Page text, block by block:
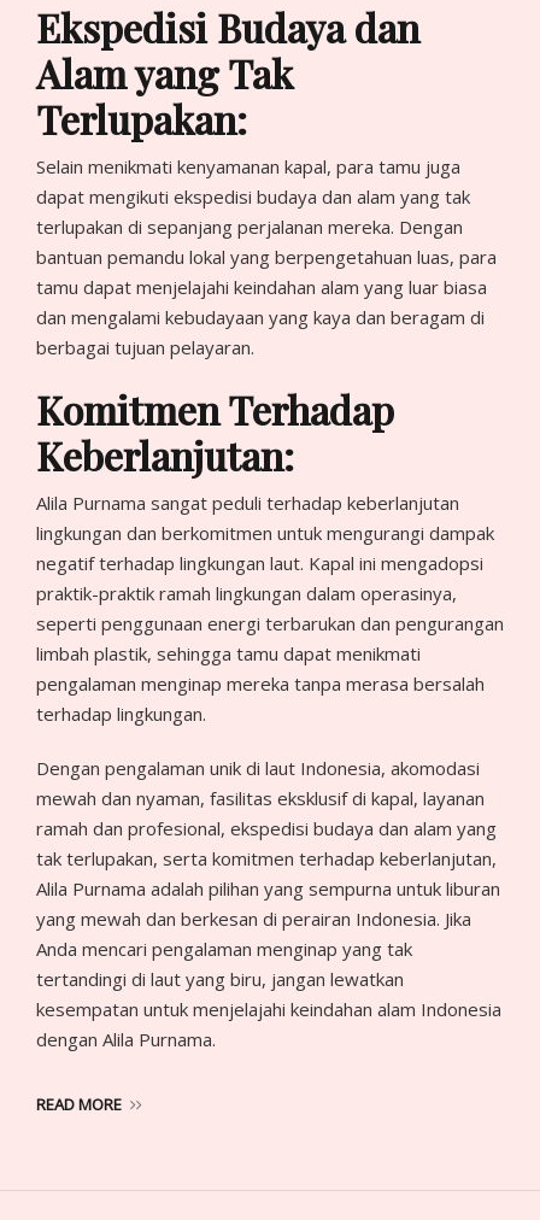
Ekspedisi Budaya dan
Alam yang Tak
Terlupakan:
Selain menikmati kenyamanan kapal, para tamu juga
dapat mengikuti ekspedisi budaya dan alam yang tak
terlupakan di sepanjang perjalanan mereka. Dengan
bantuan pemandu lokal yang berpengetahuan luas, para
tamu dapat menjelajahi keindahan alam yang luar biasa
dan mengalami kebudayaan yang kaya dan beragam di
berbagai tujuan pelayaran.
Komitmen Terhadap
Keberlanjutan:
Alila Purnama sangat peduli terhadap keberlanjutan
lingkungan dan berkomitmen untuk mengurangi dampak
negatif terhadap lingkungan laut. Kapal ini mengadopsi
praktik-praktik ramah lingkungan dalam operasinya,
seperti penggunaan energi terbarukan dan pengurangan
limbah plastik, sehingga tamu dapat menikmati
pengalaman menginap mereka tanpa merasa bersalah
terhadap lingkungan.
Dengan pengalaman unik di laut Indonesia, akomodasi
mewah dan nyaman, fasilitas eksklusif di kapal, layanan
ramah dan profesional, ekspedisi budaya dan alam yang
tak terlupakan, serta komitmen terhadap keberlanjutan,
Alila Purnama adalah pilihan yang sempurna untuk liburan
yang mewah dan berkesan di perairan Indonesia. Jika
Anda mencari pengalaman menginap yang tak
tertandingi di laut yang biru, jangan lewatkan
kesempatan untuk menjelajahi keindahan alam Indonesia
dengan Alila Purnama.
READ MORE